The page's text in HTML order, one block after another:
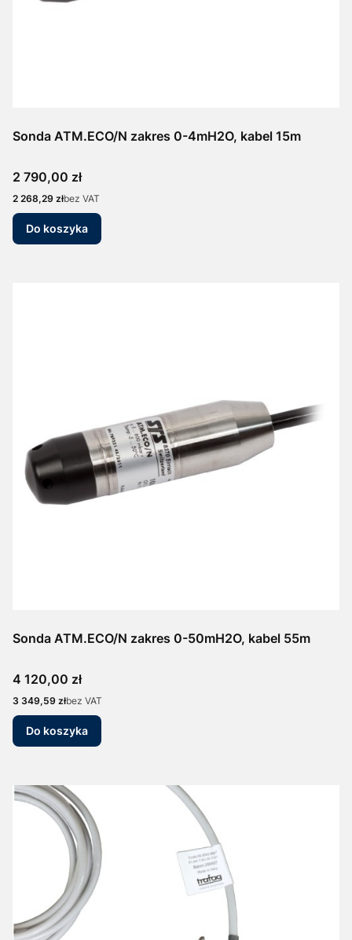
Sonda ATM.ECO/N zakres 0-4mH2O, kabel 15m
Cena
2 790,00 zł
Cena
2 268,29 złbez VAT
Do koszyka
Sonda ATM.ECO/N zakres 0-50mH2O, kabel 55m
Cena
4 120,00 zł
Cena
3 349,59 złbez VAT
Do koszyka